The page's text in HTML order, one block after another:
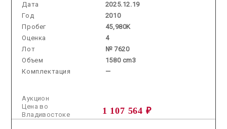
Дата
2025.12.19
Год
2010
Пробег
45,980K
Оценка
4
Лот
№ 7620
Объем
1580 cm3
Комплектация
—
Аукцион
1 107 564 ₽
Цена во
Владивостоке